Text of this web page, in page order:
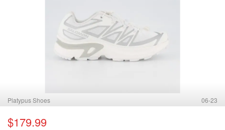
Platypus Shoes 06-23
$179.99